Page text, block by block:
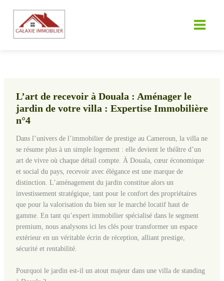
contenu
L’art de recevoir à Douala : Aménager le
jardin de votre villa : Expertise Immobilière
n°4
Dans l’univers de l’immobilier de prestige au Cameroun, la villa ne
se résume plus à un simple logement : elle devient le théâtre d’un
art de vivre où chaque détail compte. À Douala, cœur économique
et social du pays, recevoir avec élégance est une marque de
distinction. L’aménagement du jardin constitue alors un
investissement stratégique, tant pour le confort des propriétaires
que pour la valorisation du bien sur le marché locatif haut de
gamme. En tant qu’expert immobilier spécialisé dans le segment
premium, nous analysons ici les clés pour transformer un espace
extérieur en un véritable écrin de réception, alliant prestige,
sécurité et rentabilité.
Pourquoi le jardin est-il un atout majeur dans une villa de standing